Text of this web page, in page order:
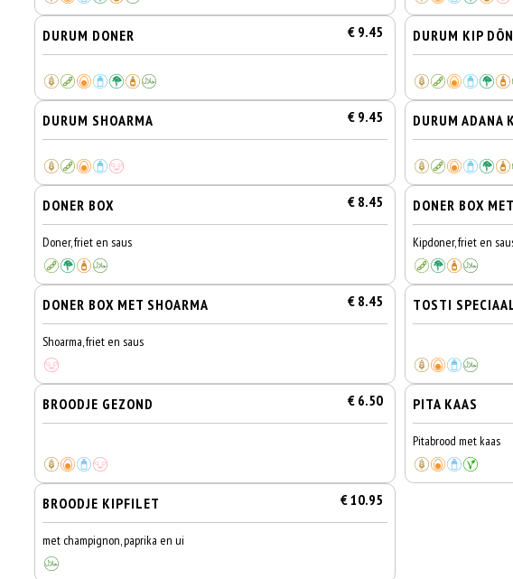
DURUM DONER € 9.45 DURUM KIP
DURUM SHOARMA € 9.45 DURUM ADANA
DONER BOX € 8.45
Doner, friet en saus
DONER BOX
Kipdoner, friet en
DONER BOX MET SHOARMA € 8.45
Shoarma, friet en saus
TOSTI
BROODJE GEZOND € 6.50 PITA KAAS
Pitabrood met kaas
BROODJE KIPFILET € 10.95
met champignon, paprika en ui